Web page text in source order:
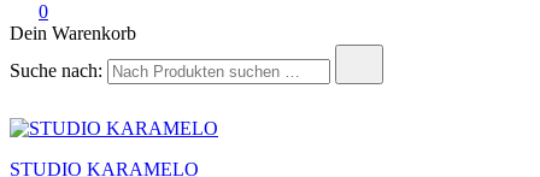
0
Dein Warenkorb
Suche nach:
STUDIO KARAMELO